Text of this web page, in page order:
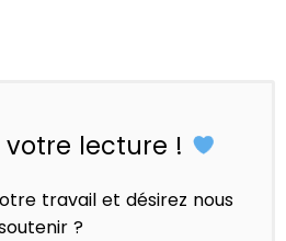
lecture !
travail et désirez nous
?